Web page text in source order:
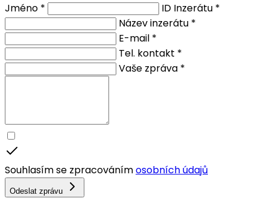
Jméno *
ID Inzerátu *
Název inzerátu *
E-mail *
Tel. kontakt *
Vaše zpráva *
Souhlasím se zpracovánímosobních údajů
Odeslat zprávu